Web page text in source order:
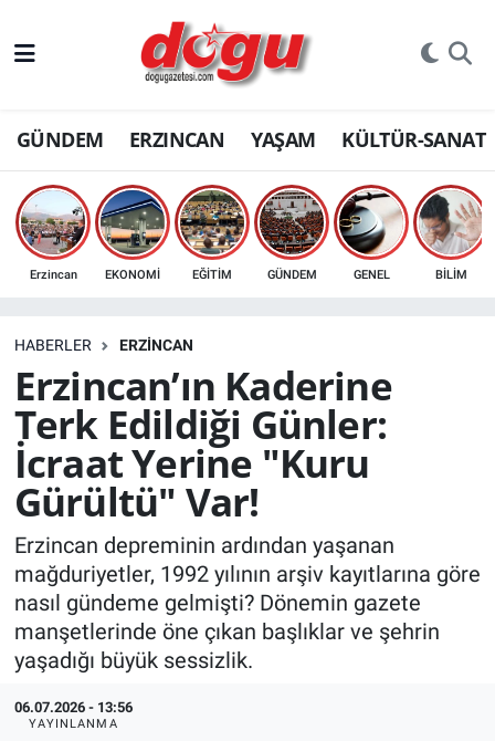
GÜNDEM ERZINCAN YAŞAM KÜLTÜR-SANAT
Erzincan EKONOMİ EĞİTİM GÜNDEM GENEL BİLİM
HABERLER ERZINCAN
Erzincan’ın Kaderine
Terk Edildiği Günler:
İcraat Yerine "Kuru
Gürültü" Var!
Erzincan depreminin ardından yaşanan
mağduriyetler, 1992 yılının arşiv kayıtlarına göre
nasıl gündeme gelmişti? Dönemin gazete
manşetlerinde öne çıkan başlıklar ve şehrin
yaşadığı büyük sessizlik.
06.07.2026 - 13:56
YAYINLANMA
ERZINCAN
GÜNDEM
ERZİNCAN FOTOĞRAFLARI
SAĞLIK
EKONOMİ
Bilim, teknoloji
GENEL
KÜLTÜR-SANAT
Yerel Haber
Politika
SPOR